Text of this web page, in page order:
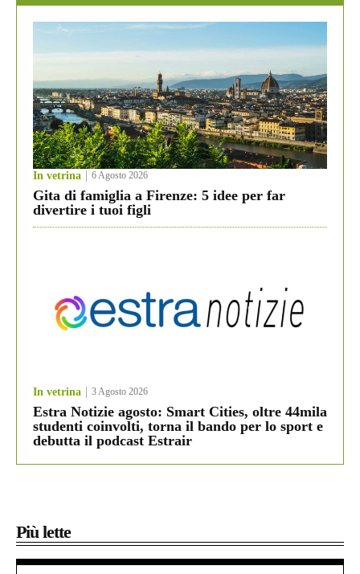
In vetrina 6 Agosto 2026
Gita di famiglia a Firenze: 5 idee per far
divertire i tuoi figli
In vetrina 3 Agosto 2026
Estra Notizie agosto: Smart Cities, oltre 44mila
studenti coinvolti, torna il bando per lo sport e
debutta il podcast Estrair
Più lette